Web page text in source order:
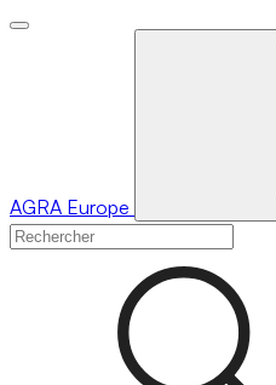
AGRA Europe